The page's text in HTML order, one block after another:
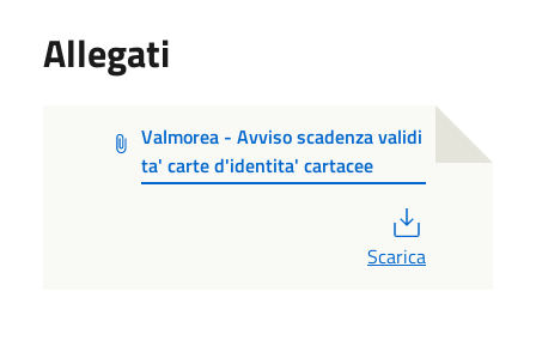
Allegati
Valmorea - Avviso scadenza validi
ta' carte d'identita' cartacee
Scarica